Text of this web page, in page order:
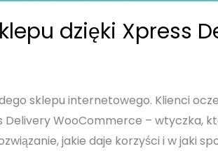
dzięki Xpress
sklepu internetowego. Klienci
WooCommerce – wtyczka,
jakie daje korzyści i w jaki